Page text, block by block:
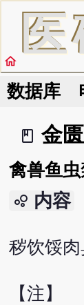
医
home
数据库
book_2
金
禽兽鱼
bubble_chart 内容
秽饮馁肉
【注】